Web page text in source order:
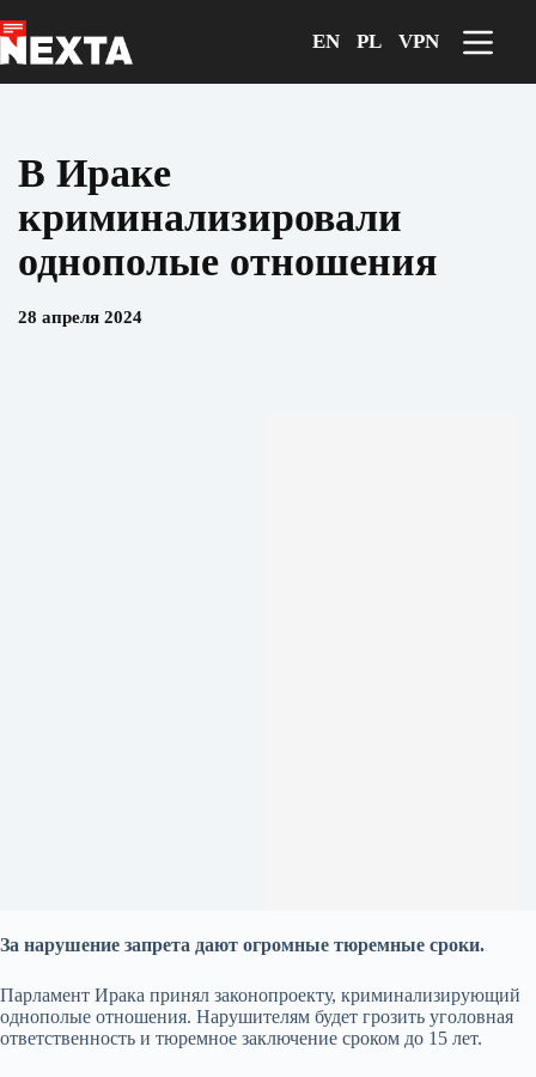
к
сути
EN PL VPN
В Ираке
криминализировали
однополые отношения
28 апреля 2024
За нарушение запрета дают огромные тюремные сроки.
Парламент Ирака принял законопроекту, криминализирующий
однополые отношения. Нарушителям будет грозить уголовная
ответственность и тюремное заключение сроком до 15 лет.